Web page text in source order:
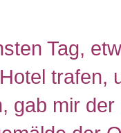
Tag,
trafen,
gab mir